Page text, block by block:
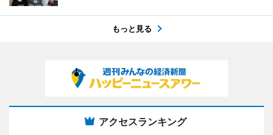
もっと見る
アクセスランキング